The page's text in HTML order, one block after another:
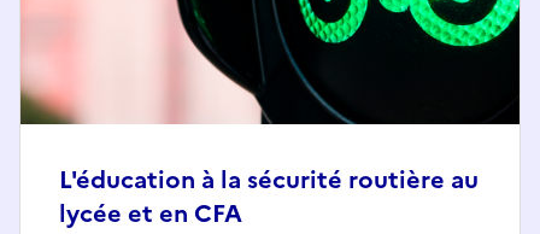
L'éducation à la sécurité routière au
lycée et en CFA